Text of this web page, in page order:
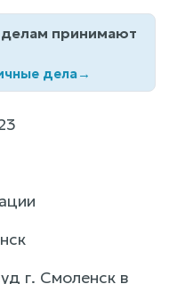
принимают
дела→
г. Смоленск в